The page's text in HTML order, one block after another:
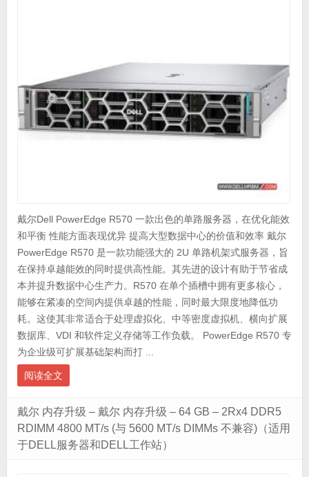
戴尔Dell PowerEdge R570 一款出色的单路服务器，在优化能效
和平衡 性能方面表现优异 提高大型数据中心的价值和效率 戴尔
PowerEdge R570 是一款功能强大的 2U 单路机架式服务器，旨
在保持卓越能效的同时提供高性能。其先进的设计有助于节省成
本并提升数据中心生产力。R570 在单个插槽中拥有更多核心，
能够在紧凑的空间内提供卓越的性能，同时最大限度地降低功
耗。这使其非常适合于处理虚拟化、中等密度虚拟机、横向扩展
数据库、VDI 和软件定义存储等工作负载。 PowerEdge R570 专
为企业级可扩展基础架构而打 ...
阅读全文
戴尔 内存升级 – 戴尔 内存升级 – 64 GB – 2Rx4 DDR5
RDIMM 4800 MT/s (与 5600 MT/s DIMMs 不兼容)（适用
于DELL服务器和DELL工作站）